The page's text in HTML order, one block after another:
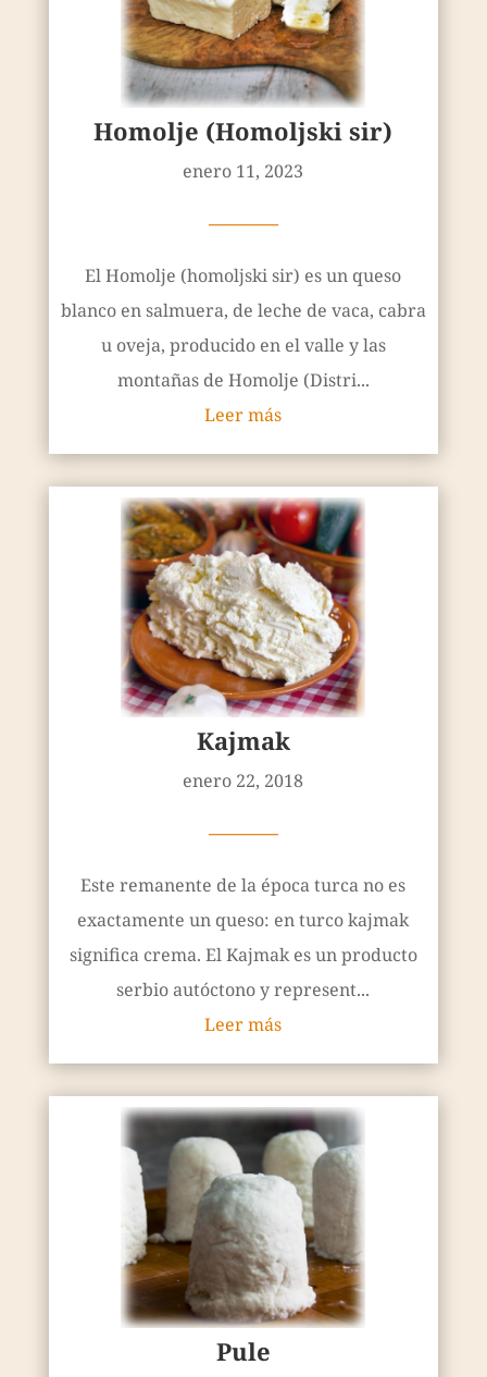
Homolje (Homoljski sir)
enero 11, 2023
————
El Homolje (homoljski sir) es un queso
blanco en salmuera, de leche de vaca, cabra
u oveja, producido en el valle y las
montañas de Homolje (Distri...
Leer más
Kajmak
enero 22, 2018
————
Este remanente de la época turca no es
exactamente un queso: en turco kajmak
significa crema. El Kajmak es un producto
serbio autóctono y represent...
Leer más
Pule